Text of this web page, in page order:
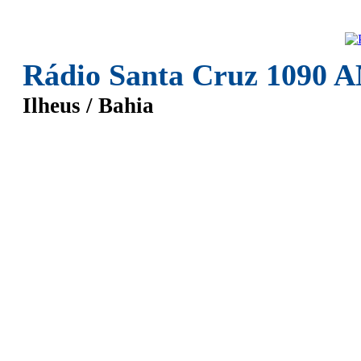
Rádio Santa Cruz 1090
Ilheus / Bahia